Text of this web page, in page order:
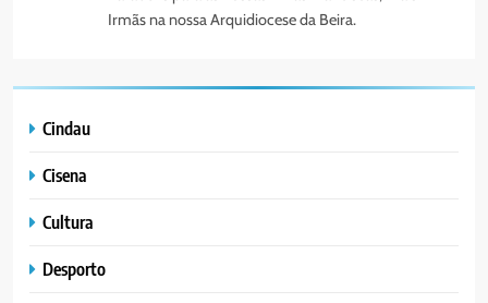
Irmãs na nossa Arquidiocese da Beira.
Cindau
Cisena
Cultura
Desporto